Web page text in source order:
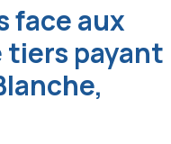
face aux
tiers payant